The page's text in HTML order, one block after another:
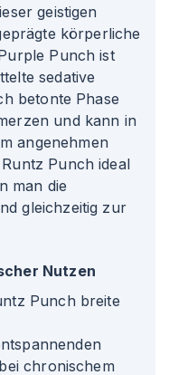
geistigen
körperliche
Punch ist
sedative
betonte Phase
und kann in
angenehmen
Punch ideal
man die
gleichzeitig zur
Nutzen
Punch breite
chronischem